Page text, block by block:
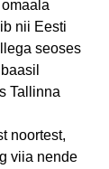
nii Eesti
seoses
Tallinna
noortest,
viia nende